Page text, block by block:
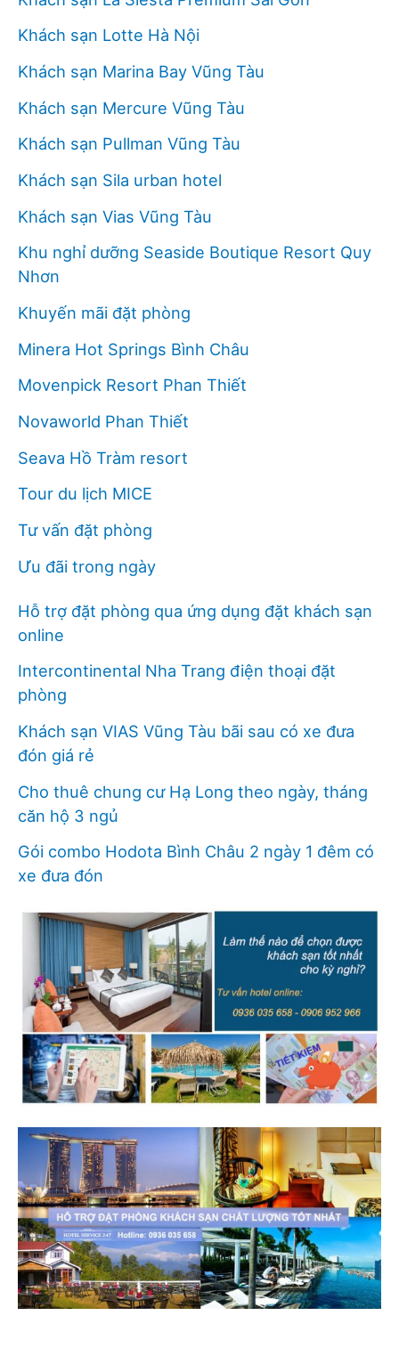
Khách sạn Lotte Hà Nội
Khách sạn Marina Bay Vũng Tàu
Khách sạn Mercure Vũng Tàu
Khách sạn Pullman Vũng Tàu
Khách sạn Sila urban hotel
Khách sạn Vias Vũng Tàu
Khu nghỉ dưỡng Seaside Boutique Resort Quy
Nhơn
Khuyến mãi đặt phòng
Minera Hot Springs Bình Châu
Movenpick Resort Phan Thiết
Novaworld Phan Thiết
Seava Hồ Tràm resort
Tour du lịch MICE
Tư vấn đặt phòng
Ưu đãi trong ngày
Hỗ trợ đặt phòng qua ứng dụng đặt khách sạn
online
Intercontinental Nha Trang điện thoại đặt
phòng
Khách sạn VIAS Vũng Tàu bãi sau có xe đưa
đón giá rẻ
Cho thuê chung cư Hạ Long theo ngày, tháng
căn hộ 3 ngủ
Gói combo Hodota Bình Châu 2 ngày 1 đêm có
xe đưa đón